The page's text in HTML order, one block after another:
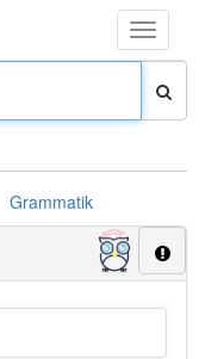
Toggle
Grammatik